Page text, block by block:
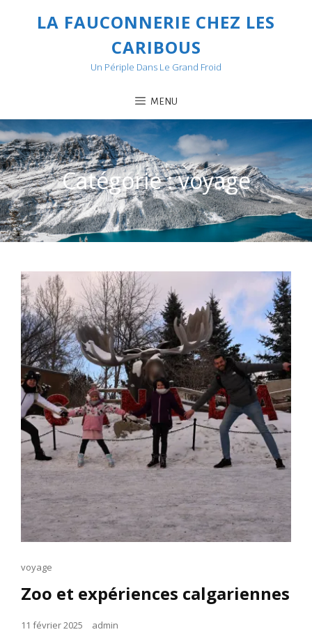
LA FAUCONNERIE CHEZ LES
CARIBOUS
Un Périple Dans Le Grand Froid
MENU
Catégorie :voyage
Cat
voyage
Zoo et expériences calgariennes
Posted
11 février 2025 admin